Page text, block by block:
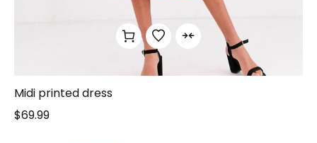
Midi printed dress
$69.99